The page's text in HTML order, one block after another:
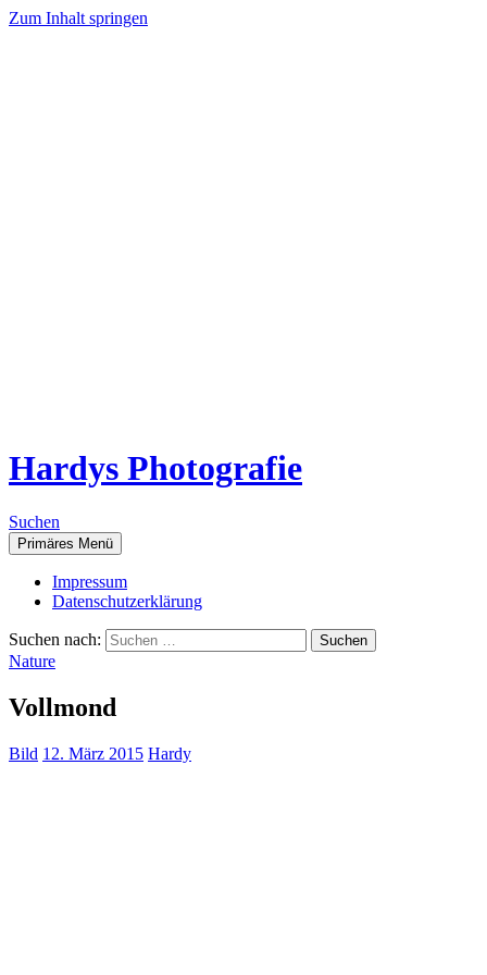
Zum Inhalt springen
Hardys Photografie
Suchen
Primäres Menü
Impressum
Datenschutzerklärung
Suchen nach:
Nature
Vollmond
Bild 12. März 2015 Hardy